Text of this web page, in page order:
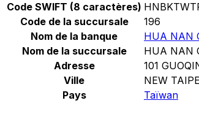
Code SWIFT (8 caractères)
Code de la succursale
196
Nom de la banque
HUA NAN
Nom de la succursale
HUA NAN
Adresse
101
Ville
NEW
Pays
Taïwan